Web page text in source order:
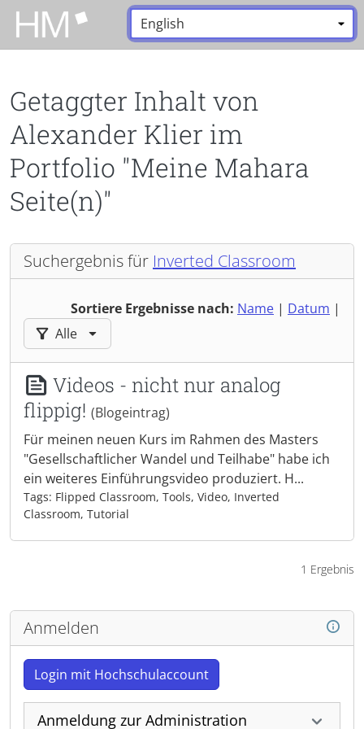
Zum Hauptinhalt zurückspringen
Sprache:
Getaggter Inhalt von
Alexander Klier im
Portfolio "Meine Mahara
Seite(n)"
Suchergebnis für Inverted Classroom
Sortiere Ergebnisse nach: Name | Datum |
Ergebnisse filtern nach:
Alle
Videos - nicht nur analog
flippig! (Blogeintrag)
Für meinen neuen Kurs im Rahmen des Masters
"Gesellschaftlicher Wandel und Teilhabe" habe ich
ein weiteres Einführungsvideo produziert. H...
Tags: Flipped Classroom, Tools, Video, Inverted
Classroom, Tutorial
1 Ergebnis
Anmelden
Login mit Hochschulaccount
Anmeldung zur Administration